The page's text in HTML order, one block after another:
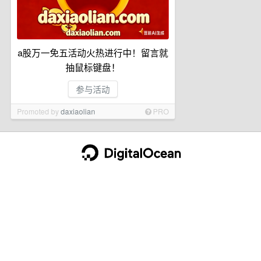
a股万一免五活动火热进行中！留言就
抽鼠标键盘！
参与活动
Promoted bydaxiaolian PRO